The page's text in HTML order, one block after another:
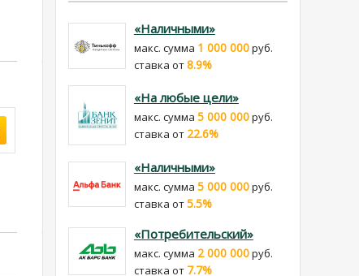
«Наличными»
макс. сумма 1 000 000руб.
cтавка от8.9%
«На любые цели»
макс. сумма 5 000 000руб.
cтавка от 22.6%
«Наличными»
макс. сумма 5 000 000руб.
cтавка от5.5%
«Потребительский»
макс. сумма 2 000 000руб.
cтавка от 7.7%